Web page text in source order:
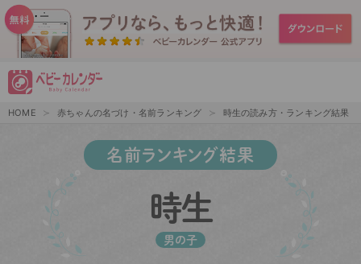
HOME 赤ちゃんの名づけ・名前ランキング 時生の読み方・ランキング結果
名前ランキング結果
時生
男の子